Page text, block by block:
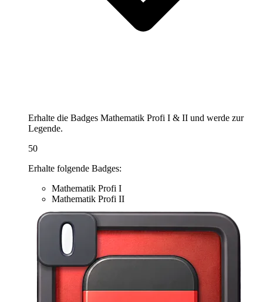
Erhalte die Badges Mathematik Profi I & II und werde zur
Legende.
50
Erhalte folgende Badges:
Mathematik Profi I
Mathematik Profi II